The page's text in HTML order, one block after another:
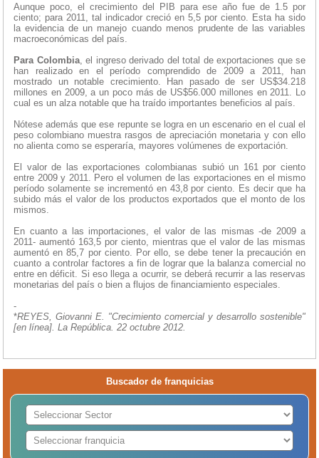
Aunque poco, el crecimiento del PIB para ese año fue de 1.5 por
ciento; para 2011, tal indicador creció en 5,5 por ciento. Esta ha sido
la evidencia de un manejo cuando menos prudente de las variables
macroeconómicas del país.
Para Colombia, el ingreso derivado del total de exportaciones que se
han realizado en el período comprendido de 2009 a 2011, han
mostrado un notable crecimiento. Han pasado de ser US$34.218
millones en 2009, a un poco más de US$56.000 millones en 2011. Lo
cual es un alza notable que ha traído importantes beneficios al país.
Nótese además que ese repunte se logra en un escenario en el cual el
peso colombiano muestra rasgos de apreciación monetaria y con ello
no alienta como se esperaría, mayores volúmenes de exportación.
El valor de las exportaciones colombianas subió un 161 por ciento
entre 2009 y 2011. Pero el volumen de las exportaciones en el mismo
período solamente se incrementó en 43,8 por ciento. Es decir que ha
subido más el valor de los productos exportados que el monto de los
mismos.
En cuanto a las importaciones, el valor de las mismas -de 2009 a
2011- aumentó 163,5 por ciento, mientras que el valor de las mismas
aumentó en 85,7 por ciento. Por ello, se debe tener la precaución en
cuanto a controlar factores a fin de lograr que la balanza comercial no
entre en déficit. Si eso llega a ocurrir, se deberá recurrir a las reservas
monetarias del país o bien a flujos de financiamiento especiales.
-
*REYES, Giovanni E. "Crecimiento comercial y desarrollo sostenible"
[en línea]. La República. 22 octubre 2012.
Buscador de franquicias